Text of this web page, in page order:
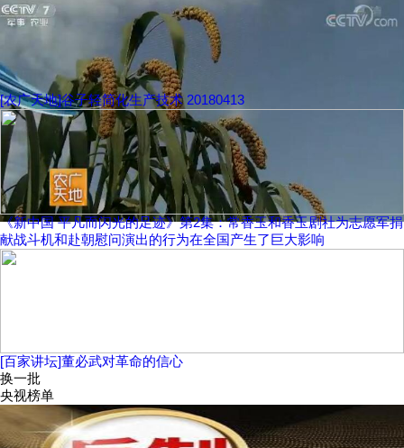
[农广天地]谷子轻简化生产技术 20180413
《新中国 平凡而闪光的足迹》第2集：常香玉和香玉剧社为志愿军捐
献战斗机和赴朝慰问演出的行为在全国产生了巨大影响
[百家讲坛]董必武对革命的信心
换一批
央视榜单